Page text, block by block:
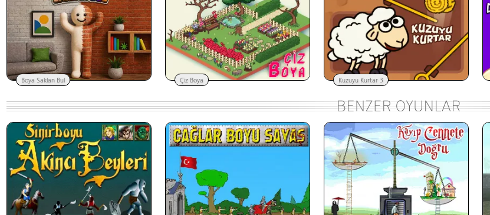
Boya Saklan Bul Çiz Boya Kuzuyu Kurtar 3